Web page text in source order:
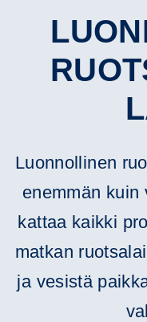
Luonnollinen
enemmän kuin
kattaa kaikki
matkan
ja vesistä